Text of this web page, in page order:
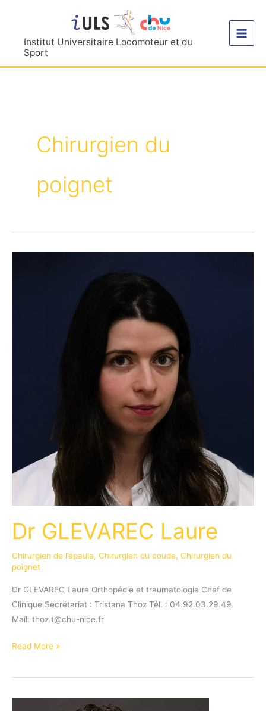
contenuInstitut Universitaire Locomoteur et du
Sport
Chirurgien du
poignet
Dr GLEVAREC Laure
Chirurgien de l’épaule, Chirurgien du coude, Chirurgien du
poignet
Dr GLEVAREC Laure Orthopédie et traumatologie Chef de
Clinique Secrétariat : Tristana Thoz Tél. : 04.92.03.29.49
Mail: thoz.t@chu-nice.fr
Dr
Laure
Read More »